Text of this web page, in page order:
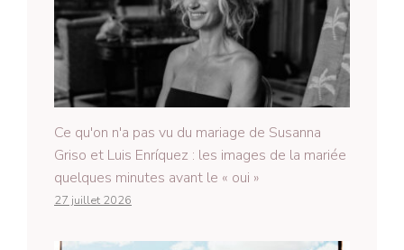
Ce qu'on n'a pas vu du mariage de Susanna
Griso et Luis Enríquez : les images de la mariée
quelques minutes avant le « oui »
27 juillet 2026